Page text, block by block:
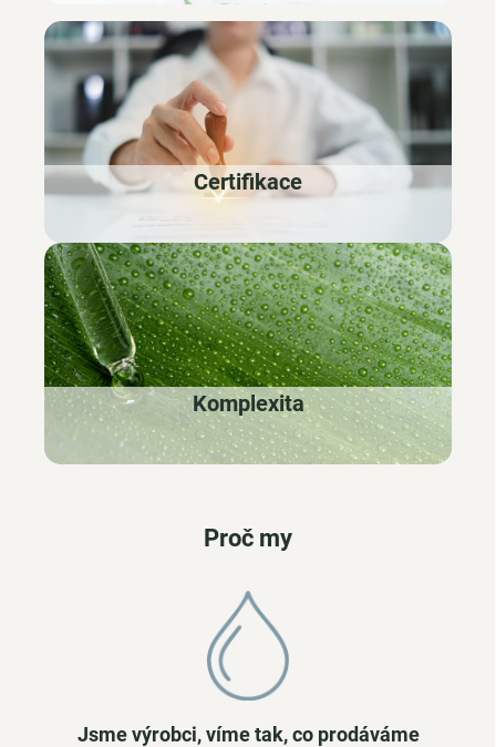
Certifikace
Komplexita
Proč my
Jsme výrobci, víme tak, co prodáváme